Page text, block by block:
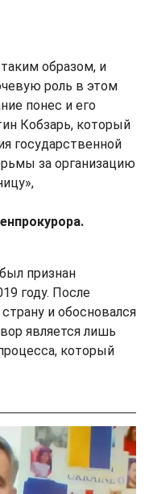
образом, и
роль в этом
понес и его
Кобзарь, который
государственной
за организацию
признан
году. После
и обосновался
является лишь
который